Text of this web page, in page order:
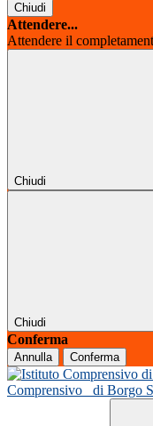
Chiudi
Attendere...
Attendere il
Chiudi
Chiudi
Conferma
Annulla Conferma
Comprensivo
di Borgo